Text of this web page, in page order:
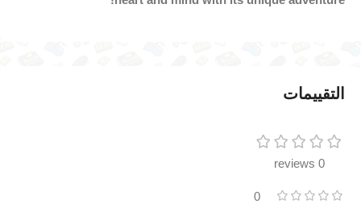
التقييمات
0 reviews
0